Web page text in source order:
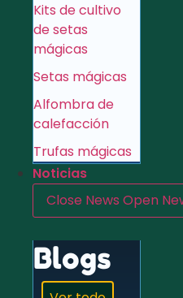
Kits de cultivo
de setas
mágicas
Setas mágicas
Alfombra de
calefacción
Trufas mágicas
Noticias
Close News Open
Blogs